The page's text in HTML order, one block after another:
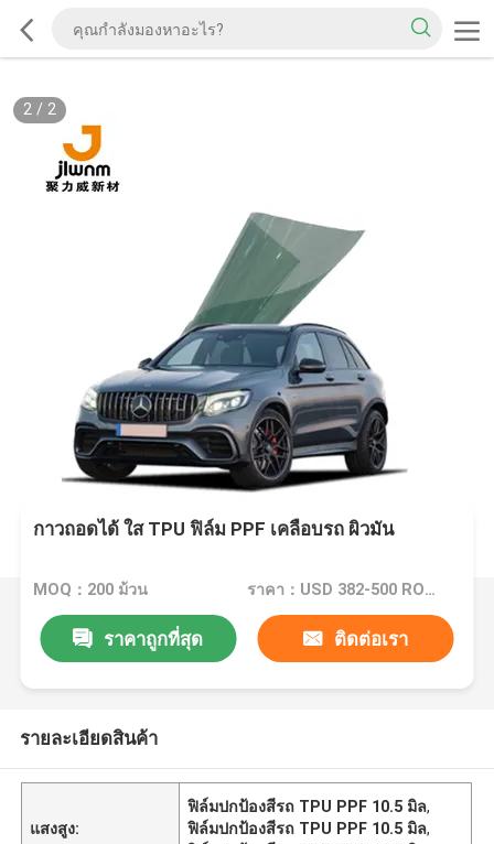
2/ 2
กาวถอดได้ ใส TPU ฟิล์ม PPF เคลือบรถ ผิวมัน
MOQ：200 ม้วน ราคา：USD 382-500 ROLL
ราคาถูกที่สุด ติดต่อเรา
รายละเอียดสินค้า
แสงสูง:
ฟิล์มปกป้องสีรถ TPU PPF 10.5 มิล,
ฟิล์มปกป้องสีรถ TPU PPF 10.5 มิล,